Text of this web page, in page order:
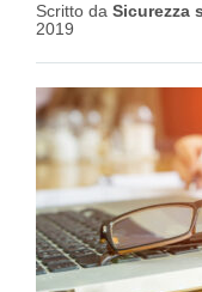
Scritto da Sicurezza
2019